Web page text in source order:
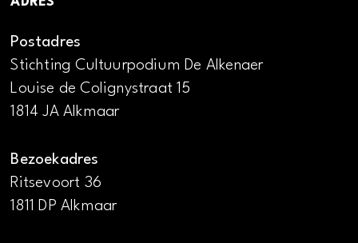
Postadres
Stichting Cultuurpodium De Alkenaer
Louise de Colignystraat 15
1814 JA Alkmaar
Bezoekadres
Ritsevoort 36
1811 DP Alkmaar